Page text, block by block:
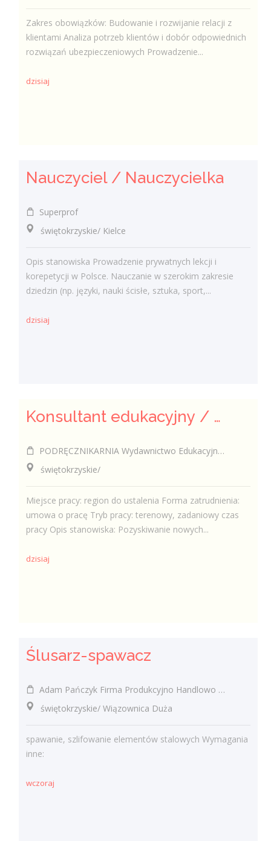
Zakres obowiązków: Budowanie i rozwijanie relacji z
klientami Analiza potrzeb klientów i dobór odpowiednich
rozwiązań ubezpieczeniowych Prowadzenie...
dzisiaj
Nauczyciel / Nauczycielka
Superprof
świętokrzyskie/ Kielce
Opis stanowiska Prowadzenie prywatnych lekcji i
korepetycji w Polsce. Nauczanie w szerokim zakresie
dziedzin (np. języki, nauki ścisłe, sztuka, sport,...
dzisiaj
Konsultant edukacyjny / Konsultantka edukacyjna
PODRĘCZNIKARNIA Wydawnictwo Edukacyjne Sp. z o.o.
świętokrzyskie/
Miejsce pracy: region do ustalenia Forma zatrudnienia:
umowa o pracę Tryb pracy: terenowy, zadaniowy czas
pracy Opis stanowiska: Pozyskiwanie nowych...
dzisiaj
Ślusarz-spawacz
Adam Pańczyk Firma Produkcyjno Handlowo Usługowa "KONRAD" Wiązownica Duża
świętokrzyskie/ Wiązownica Duża
spawanie, szlifowanie elementów stalowych Wymagania
inne:
wczoraj